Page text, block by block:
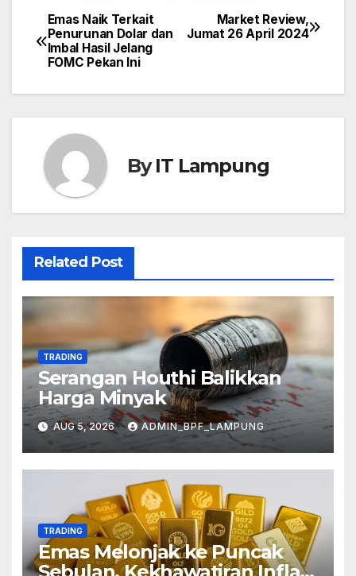
Post
navigation
Market Review,
Jumat 26 April 2024
Emas Naik Terkait
Penurunan Dolar dan
Imbal Hasil Jelang
FOMC Pekan Ini
ByIT Lampung
Related Post
TRADING
Serangan Houthi Balikkan
Harga Minyak
AUG 5, 2026 ADMIN_BPF_LAMPUNG
TRADING
Emas Melonjak ke Puncak